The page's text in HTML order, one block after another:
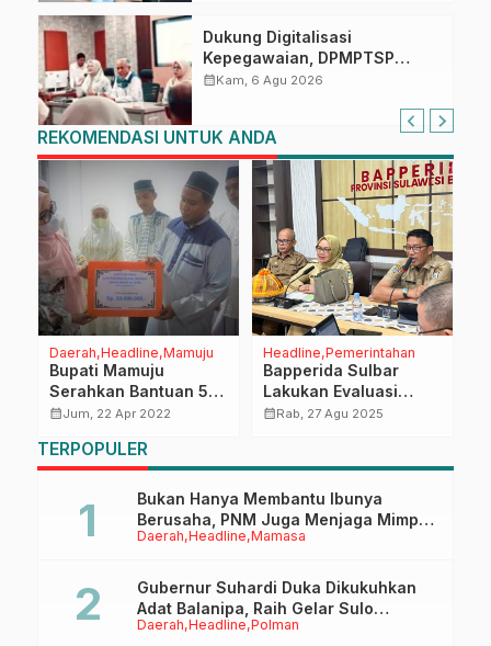
Dukung Digitalisasi
Kepegawaian, DPMPTSP
Sulbar Siap Terapkan Aplikasi
calendar_monthKam, 6 Agu 2026
REKOMENDASI UNTUK ANDA
Daerah Headline Mamuju
Bupati Mamuju
Serahkan Bantuan 50
Juta Pembangunan
Kasiwa
calendar_monthJum, 22 Apr 2022
Headline Pemerintahan
Bapperida Sulbar
Lakukan Evaluasi
Rancangan Akhir
calendar_monthRab, 27 Agu 2025
TERPOPULER
Daerah Headline Mamasa
Bukan Hanya Membantu Ibunya
Berusaha, PNM Juga Menjaga Mimpi
Anaknya Untuk Menggapai Cita-Cita
Daerah Headline Polman
Gubernur Suhardi Duka Dikukuhkan
Adat Balanipa, Raih Gelar Sulo
Tappidena